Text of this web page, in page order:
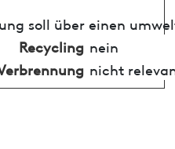
soll über einen
Recycling nein
nicht